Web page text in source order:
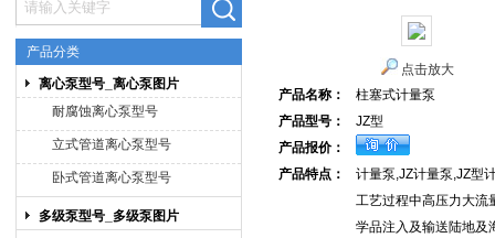
上海博禹泵业有限公司
产品分类
离心泵型号_离心泵图片
耐腐蚀离心泵型号
立式管道离心泵型号
卧式管道离心泵型号
多级泵型号_多级泵图片
点击放大
产品名称：
柱塞式计量泵
产品型号：
JZ型
产品报价：
产品特点：
计量泵,JZ计量泵,JZ型
工艺过程中高压力大流
学品注入及输送陆地及